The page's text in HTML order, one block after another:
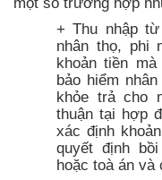
+ Thu nhập
nhân thọ, phi
khoản tiền
bảo hiểm
khỏe trả cho
thuận tại hợp
xác định
quyết định
hoặc toà án